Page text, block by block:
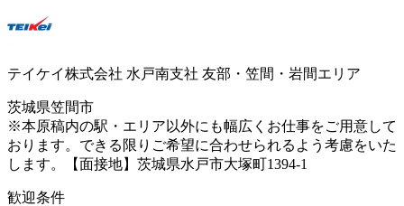
テイケイ株式会社 水戸南支社 友部・笠間・岩間エリア
茨城県笠間市
※本原稿内の駅・エリア以外にも幅広くお仕事をご用意して
おります。できる限りご希望に合わせられるよう考慮をいた
します。【面接地】茨城県水戸市大塚町1394-1
歓迎条件